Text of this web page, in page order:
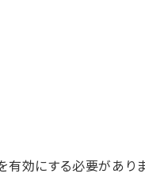
効にする必要がありま